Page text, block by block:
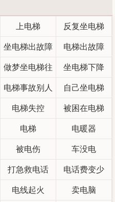
上电梯 反复坐电梯
坐电梯出故障 电梯出故障
做梦坐电梯往
下掉
坐电梯下降
电梯事故别人
死了
自己坐电梯
电梯失控 被困在电梯
电梯 电暖器
被电伤 车没电
打急救电话 电话费变少
电线起火 卖电脑